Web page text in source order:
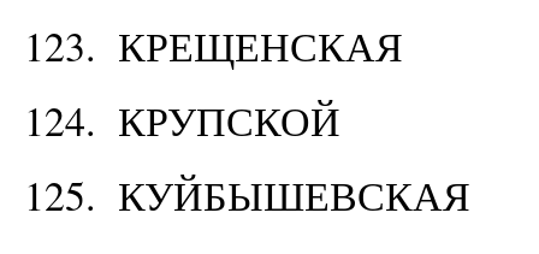
123. КРЕЩЕНСКАЯ
124. КРУПСКОЙ
125. КУЙБЫШЕВСКАЯ